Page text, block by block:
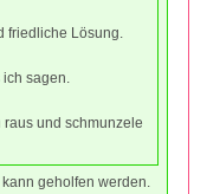
friedliche Lösung.
ich sagen.
raus und schmunzele
geholfen werden.